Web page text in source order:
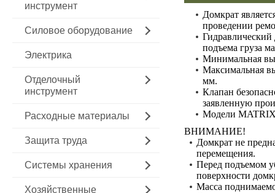
инструмент
Силовое оборудование
Электрика
Отделочный
инструмент
Расходные материалы
Защита труда
Системы хранения
Хозяйственные
Домкрат
проведении
подъема груза
Минимальная
Максимальная
мм.
Клапан
заявленную
Модели
ВНИМАНИЕ!
Домкрат не
перемещения.
Перед подъемом
поверхности
Масса